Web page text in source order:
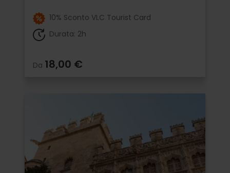
10% Sconto VLC Tourist Card
Durata: 2h
Da 18,00 €